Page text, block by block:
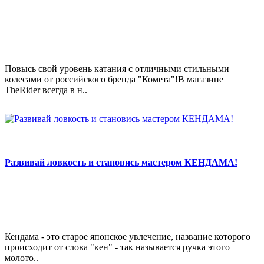
Повысь свой уровень катания с отличными стильными
колесами от российского бренда "Комета"!В магазине
TheRider всегда в н..
Развивай ловкость и становись мастером КЕНДАМА!
Кендама - это старое японское увлечение, название которого
происходит от слова "кен" - так называется ручка этого
молото..